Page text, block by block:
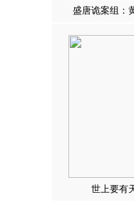
盛唐诡案组：
世上要有